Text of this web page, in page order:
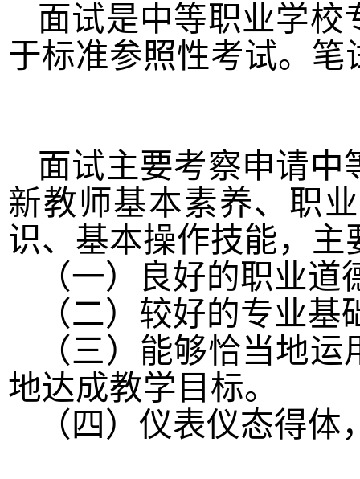
面试是中等职业学校
于标准参照性考试。
面试主要考察申请中
新教师基本素养、职
识、基本操作技能，主
（一）良好的职业
（二）较好的专业
（三）能够恰当地
地达成教学目标。
（四）仪表仪态得